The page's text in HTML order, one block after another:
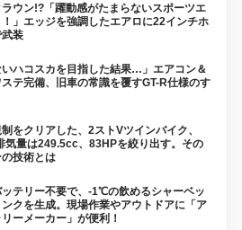
ウン!?「躍動感がたまらないスポーツエ
！」エッジを強調したエアロに22インチホ
装
いハコスカを目指した結果…」エアコン＆
テ完備、旧車の常識を覆すGT-R仕様のす
をクリアした、2ストVツインバイク、
気量は249.5cc、83HPを絞り出す。その
技術とは
ッテリー不要で、-1℃の飲めるシャーベッ
ンクを生成。現場作業やアウトドアに「ア
ーメーカー」が便利！